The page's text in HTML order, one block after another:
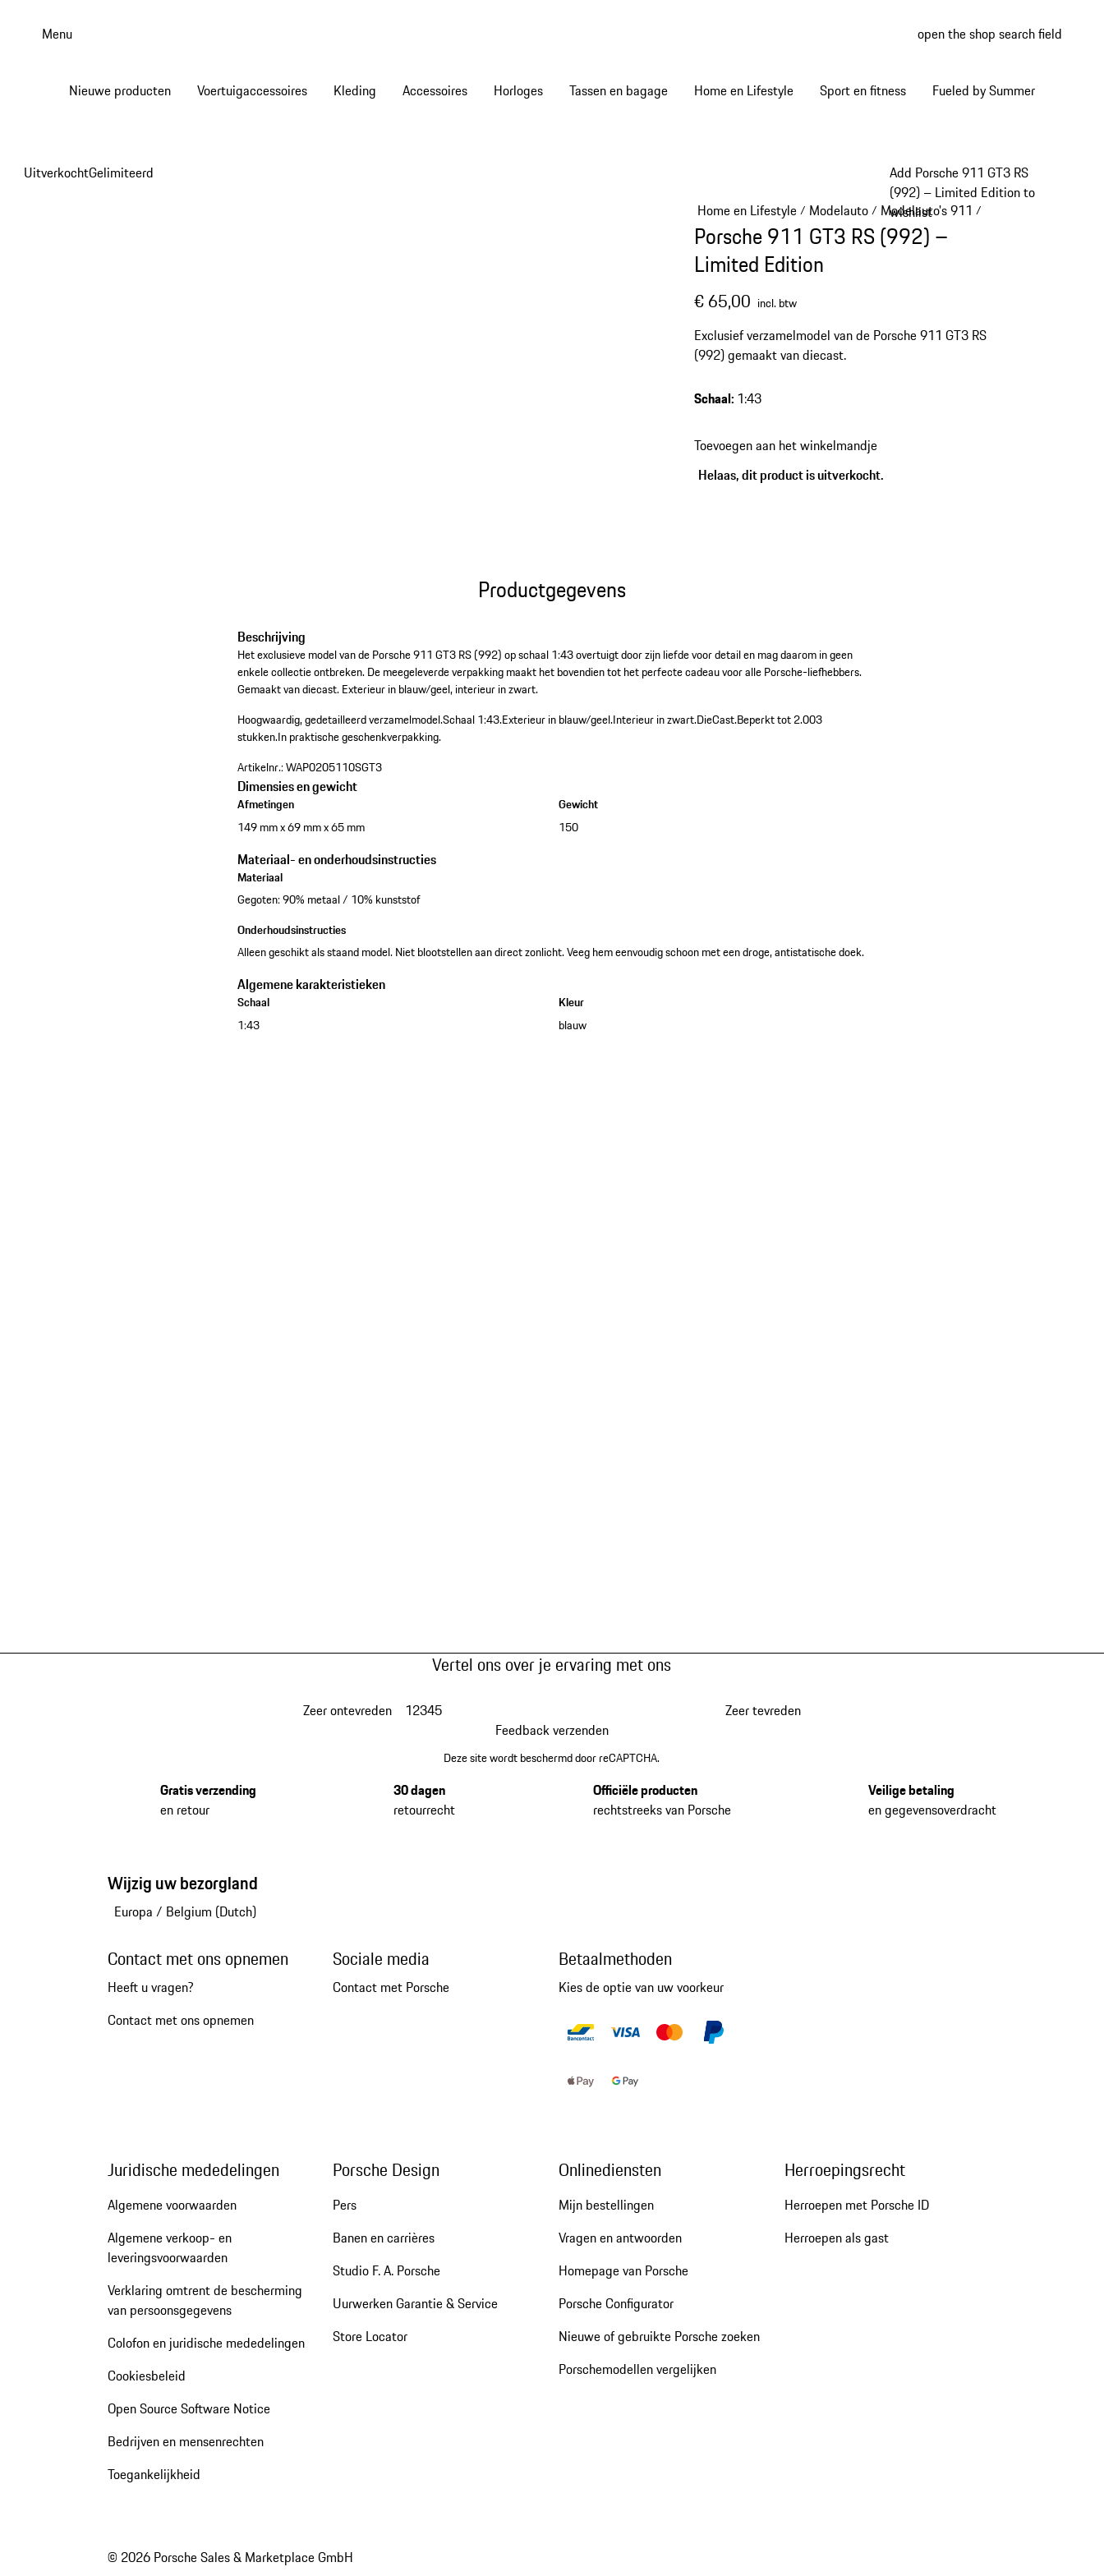
Menu open the shop search field
Nieuwe producten Voertuigaccessoires Kleding Accessoires Horloges Tassen en bagage Home en Lifestyle Sport en fitness Fueled by Summer
Add Porsche 911 GT3 RS
(992) – Limited Edition to
wishlist
UitverkochtGelimiteerd
Home en Lifestyle/ Modelauto/ Modelauto's 911 /
Porsche 911 GT3 RS (992) –
Limited Edition
€ 65,00 incl. btw
Exclusief verzamelmodel van de Porsche 911 GT3 RS
(992) gemaakt van diecast.
Schaal: 1:43
Toevoegen aan het winkelmandje
Helaas, dit product is uitverkocht.
Productgegevens
Beschrijving
Het exclusieve model van de Porsche 911 GT3 RS (992) op schaal 1:43 overtuigt door zijn liefde voor detail en mag daarom in geen
enkele collectie ontbreken. De meegeleverde verpakking maakt het bovendien tot het perfecte cadeau voor alle Porsche-liefhebbers.
Gemaakt van diecast. Exterieur in blauw/geel, interieur in zwart.
Hoogwaardig, gedetailleerd verzamelmodel.Schaal 1:43.Exterieur in blauw/geel.Interieur in zwart.DieCast.Beperkt tot 2.003
stukken.In praktische geschenkverpakking.
Artikelnr.:WAP0205110SGT3
Dimensies en gewicht
Afmetingen
149 mm x 69 mm x 65 mm
Gewicht
150
Materiaal- en onderhoudsinstructies
Materiaal
Gegoten: 90% metaal / 10% kunststof
Onderhoudsinstructies
Alleen geschikt als staand model. Niet blootstellen aan direct zonlicht. Veeg hem eenvoudig schoon met een droge, antistatische doek.
Algemene karakteristieken
Schaal
1:43
Kleur
blauw
Vertel ons over je ervaring met ons
Zeer ontevreden 12345
Zeer tevreden
Feedback verzenden
Deze site wordt beschermd door reCAPTCHA.
Gratis verzending
en retour
30 dagen
retourrecht
Officiële producten
rechtstreeks van Porsche
Veilige betaling
en gegevensoverdracht
Wijzig uw bezorgland
Europa / Belgium (Dutch)
Contact met ons opnemen
Heeft u vragen?
Contact met ons opnemen
Sociale media
Contact met Porsche
Betaalmethoden
Kies de optie van uw voorkeur
Juridische mededelingen
Algemene voorwaarden
Algemene verkoop- en
leveringsvoorwaarden
Verklaring omtrent de bescherming
van persoonsgegevens
Colofon en juridische mededelingen
Cookiesbeleid
Open Source Software Notice
Bedrijven en mensenrechten
Toegankelijkheid
Porsche Design
Pers
Banen en carrières
Studio F. A. Porsche
Uurwerken Garantie & Service
Store Locator
Onlinediensten
Mijn bestellingen
Vragen en antwoorden
Homepage van Porsche
Porsche Configurator
Nieuwe of gebruikte Porsche zoeken
Porschemodellen vergelijken
Herroepingsrecht
Herroepen met Porsche ID
Herroepen als gast
© 2026 Porsche Sales & Marketplace GmbH